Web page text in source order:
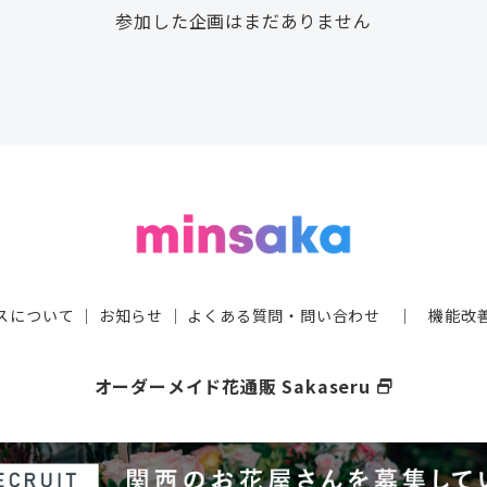
参加した企画はまだありません
について ｜ お知らせ ｜ よくある質問・問い合わせ ｜機能改
オーダーメイド花通販 Sakaseru select_window